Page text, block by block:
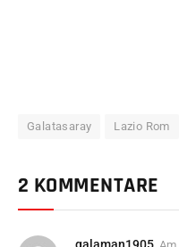
Galatasaray Lazio Rom
2 KOMMENTARE
galaman1905 Am